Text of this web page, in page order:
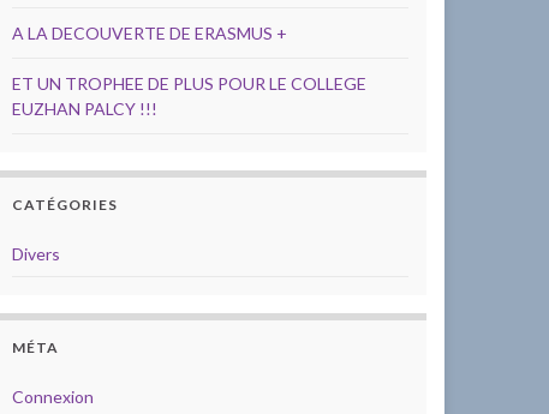
A LA DECOUVERTE DE ERASMUS +
ET UN TROPHEE DE PLUS POUR LE COLLEGE
EUZHAN PALCY !!!
CATÉGORIES
Divers
MÉTA
Connexion